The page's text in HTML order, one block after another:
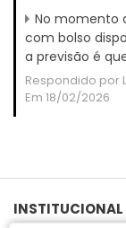
No momento
com bolso
a previsão é
Respondido por
Em 18/02/2026
INSTITUCIONAL